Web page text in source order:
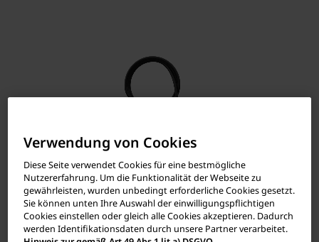
Verwendung von Cookies
Diese Seite verwendet Cookies für eine bestmögliche
Nutzererfahrung. Um die Funktionalität der Webseite zu
gewährleisten, wurden unbedingt erforderliche Cookies gesetzt.
Sie können unten Ihre Auswahl der einwilligungspflichtigen
Cookies einstellen oder gleich alle Cookies akzeptieren. Dadurch
werden Identifikationsdaten durch unsere Partner verarbeitet.